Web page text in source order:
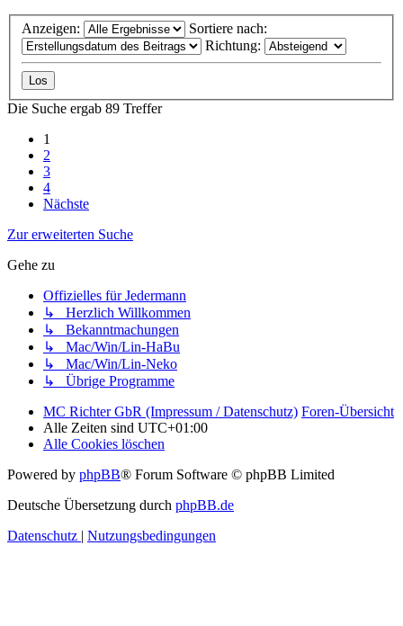
Anzeigen:
Sortiere nach:
Richtung:
Die Suche ergab 89 Treffer
1
2
3
4
Nächste
Zur erweiterten Suche
Gehe zu
Offizielles für Jedermann
↳ Herzlich Willkommen
↳ Bekanntmachungen
↳ Mac/Win/Lin-HaBu
↳ Mac/Win/Lin-Neko
↳ Übrige Programme
MC Richter GbR (Impressum / Datenschutz) Foren-Übersicht
Alle Zeiten sind UTC+01:00
Alle Cookies löschen
Powered by phpBB® Forum Software © phpBB Limited
Deutsche Übersetzung durch phpBB.de
Datenschutz
Nutzungsbedingungen